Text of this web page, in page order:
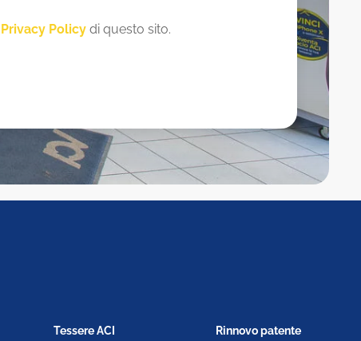
Privacy Policydi questo sito.
Tessere ACI Rinnovo patente